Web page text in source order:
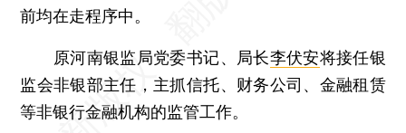
前均在走程序中。
原河南银监局党委书记、局长李伏安将接任银
监会非银部主任，主抓信托、财务公司、金融租赁
等非银行金融机构的监管工作。